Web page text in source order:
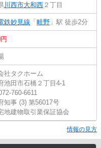
川西市大和西 ２丁目
鉄妙見線 「 畦野 」駅 徒歩2分
社タクホーム
池田市石橋２丁目4-1
760-6611
知事 (3) 第56017号
地建物取引業保証協会
情報の見方